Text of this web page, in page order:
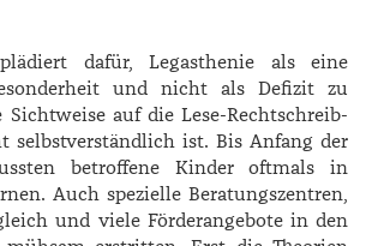
dafür, Legasthenie als eine
und nicht als Defizit zu
auf die Lese-Rechtschreib-
selbstverständlich ist. Bis Anfang der
betroffene Kinder oftmals in
Auch spezielle Beratungszentren,
und viele Förderangebote in den